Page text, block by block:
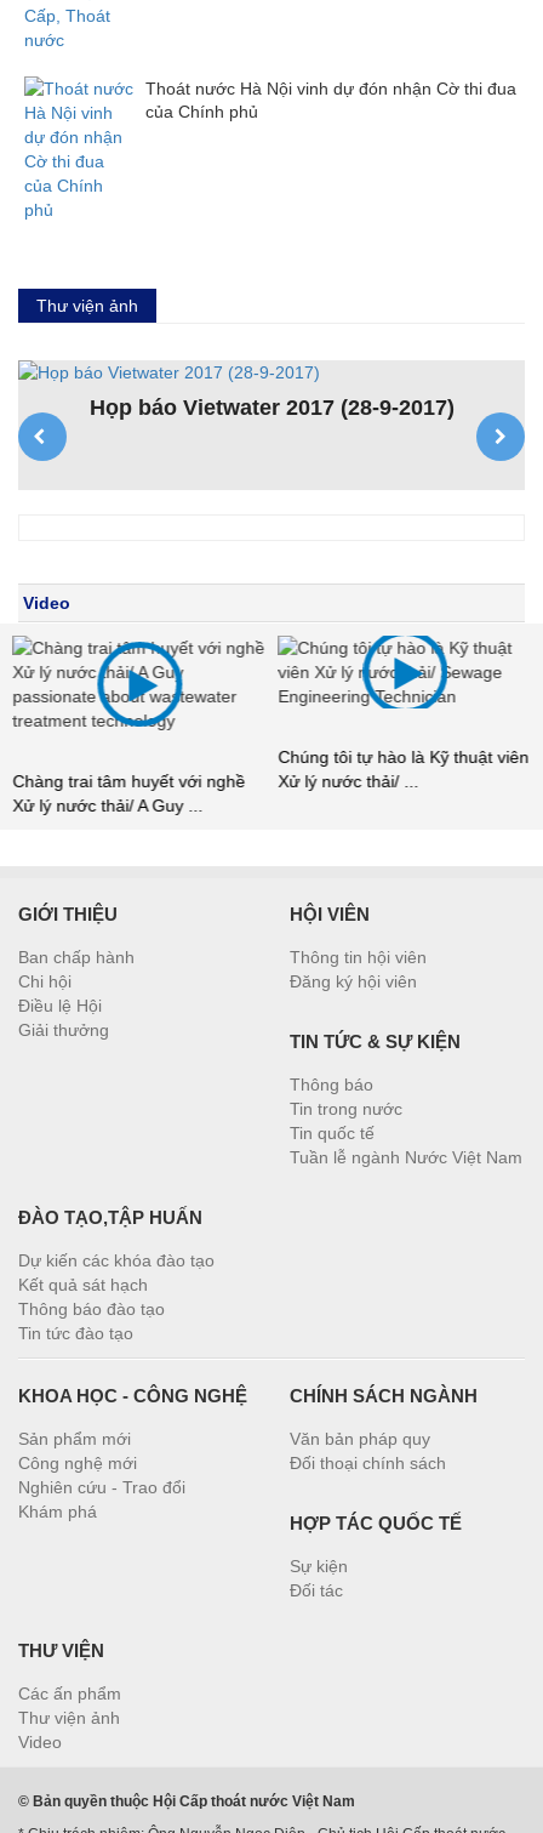
Thoát nước Hà Nội vinh dự đón nhận Cờ thi đua
của Chính phủ
Thư viện ảnh
Họp báo Vietwater 2017 (28-9-2017)
Video
Chàng trai tâm huyết với nghề
Xử lý nước thải/ A Guy ...
Chúng tôi tự hào là Kỹ thuật viên
Xử lý nước thải/ ...
GIỚI THIỆU
Ban chấp hành
Chi hội
Điều lệ Hội
Giải thưởng
HỘI VIÊN
Thông tin hội viên
Đăng ký hội viên
TIN TỨC & SỰ KIỆN
Thông báo
Tin trong nước
Tin quốc tế
Tuần lễ ngành Nước Việt Nam
ĐÀO TẠO,TẬP HUẤN
Dự kiến các khóa đào tạo
Kết quả sát hạch
Thông báo đào tạo
Tin tức đào tạo
KHOA HỌC - CÔNG NGHỆ
Sản phẩm mới
Công nghệ mới
Nghiên cứu - Trao đổi
Khám phá
CHÍNH SÁCH NGÀNH
Văn bản pháp quy
Đối thoại chính sách
HỢP TÁC QUỐC TẾ
Sự kiện
Đối tác
THƯ VIỆN
Các ấn phẩm
Thư viện ảnh
Video
© Bản quyền thuộc Hội Cấp thoát nước Việt Nam